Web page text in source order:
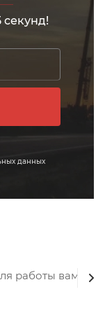
данных
работы вам